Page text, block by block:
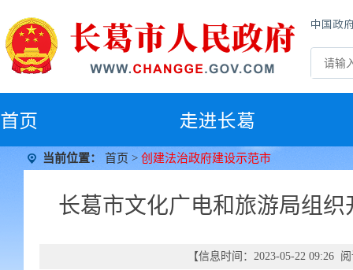
中国政
首页 走进长葛
当前位置： 首页 > 创建法治政府建设示范市
长葛市文化广电和旅游局组织
【信息时间：2023-05-22 09:26